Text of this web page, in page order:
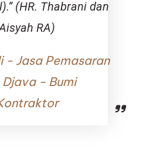
(HR. Thabrani dan
RA)
- Jasa Pemasaran
- Bumi